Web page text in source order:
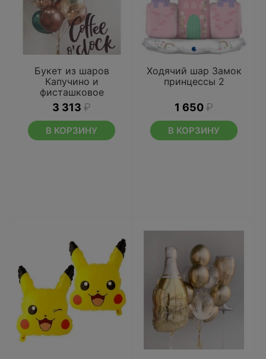
Букет из шаров
Капучино и
фисташковое
мороженое
3 313 ₽
В КОРЗИНУ
Ходячий шар Замок
принцессы 2
1 650 ₽
В КОРЗИНУ